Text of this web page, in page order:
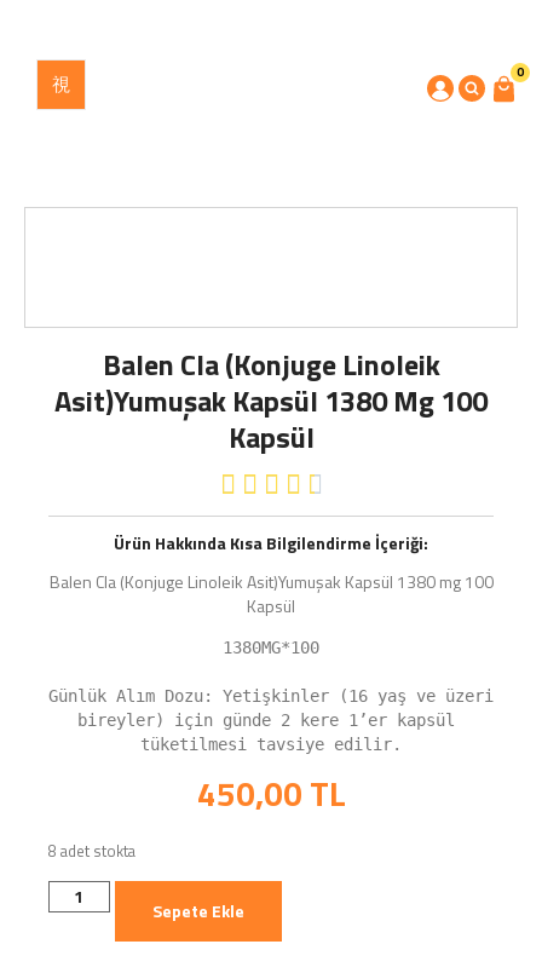
0
Balen Cla (Konjuge Linoleik
Asit)Yumuşak Kapsül 1380 Mg 100
Kapsül
    
Ürün Hakkında Kısa Bilgilendirme İçeriği:
Balen Cla (Konjuge Linoleik Asit)Yumuşak Kapsül 1380 mg 100
Kapsül
1380MG*100
Günlük Alım Dozu: Yetişkinler (16 yaş ve üzeri
bireyler) için günde 2 kere 1’er kapsül
tüketilmesi tavsiye edilir.
450,00TL
8 adet stokta
Sepete Ekle